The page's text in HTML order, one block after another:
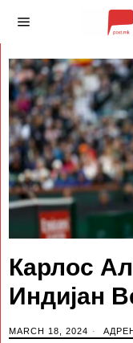
Карлос
Индијан
MARCH 18, 2024